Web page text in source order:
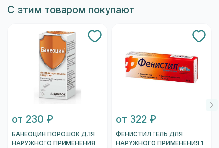
С этим товаром покупают
от 230 ₽
БАНЕОЦИН ПОРОШОК ДЛЯ
НАРУЖНОГО ПРИМЕНЕНИЯ
от 322 ₽
ФЕНИСТИЛ ГЕЛЬ ДЛЯ
НАРУЖНОГО ПРИМЕНЕНИЯ 1